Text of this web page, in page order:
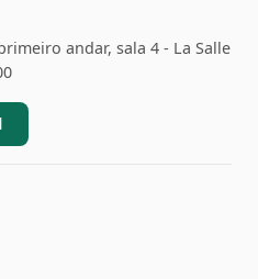
andar, sala 4 - La Salle